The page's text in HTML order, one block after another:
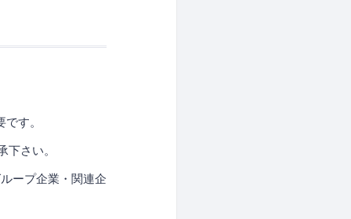
す。
さい。
ープ企業・関連企